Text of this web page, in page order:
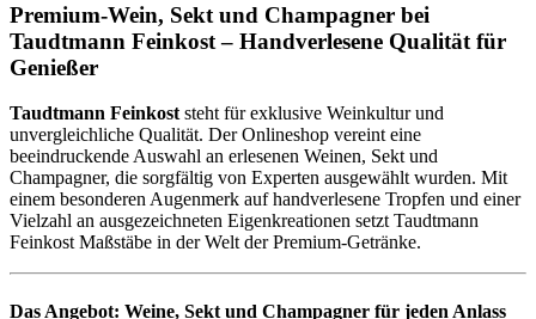
Premium-Wein, Sekt und Champagner bei
Taudtmann Feinkost – Handverlesene Qualität für
Genießer
Taudtmann Feinkoststeht für exklusive Weinkultur und
unvergleichliche Qualität. Der Onlineshop vereint eine
beeindruckende Auswahl an erlesenen Weinen, Sekt und
Champagner, die sorgfältig von Experten ausgewählt wurden. Mit
einem besonderen Augenmerk auf handverlesene Tropfen und einer
Vielzahl an ausgezeichneten Eigenkreationen setzt Taudtmann
Feinkost Maßstäbe in der Welt der Premium-Getränke.
Das Angebot: Weine, Sekt und Champagner für jeden Anlass